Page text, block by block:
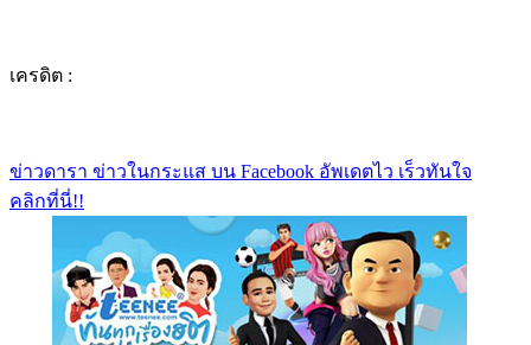
เครดิต :
ข่าวดารา ข่าวในกระแส บน Facebook อัพเดตไว เร็วทันใจ
คลิกที่นี่!!